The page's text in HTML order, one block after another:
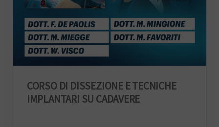
CORSO DI DISSEZIONE E TECNICHE
IMPLANTARI SU CADAVERE